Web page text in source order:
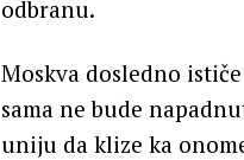
odbranu.
Moskva dosledno
sama ne bude
uniju da klize ka